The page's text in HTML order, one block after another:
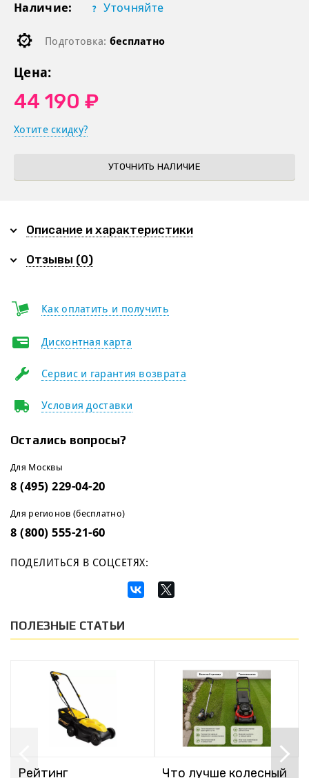
Наличие: Уточняйте
Подготовка: бесплатно
Цена:
44 190 ₽
Хотите скидку?
УТОЧНИТЬ НАЛИЧИЕ
Описание и характеристики
Отзывы (0)
Как оплатить и получить
Дисконтная карта
Сервис и гарантия возврата
Условия доставки
Остались вопросы?
Для Москвы
8 (495) 229-04-20
Для регионов (бесплатно)
8 (800) 555-21-60
ПОДЕЛИТЬСЯ В СОЦСЕТЯХ:
ПОЛЕЗНЫЕ СТАТЬИ
Рейтинг Что лучше колесный